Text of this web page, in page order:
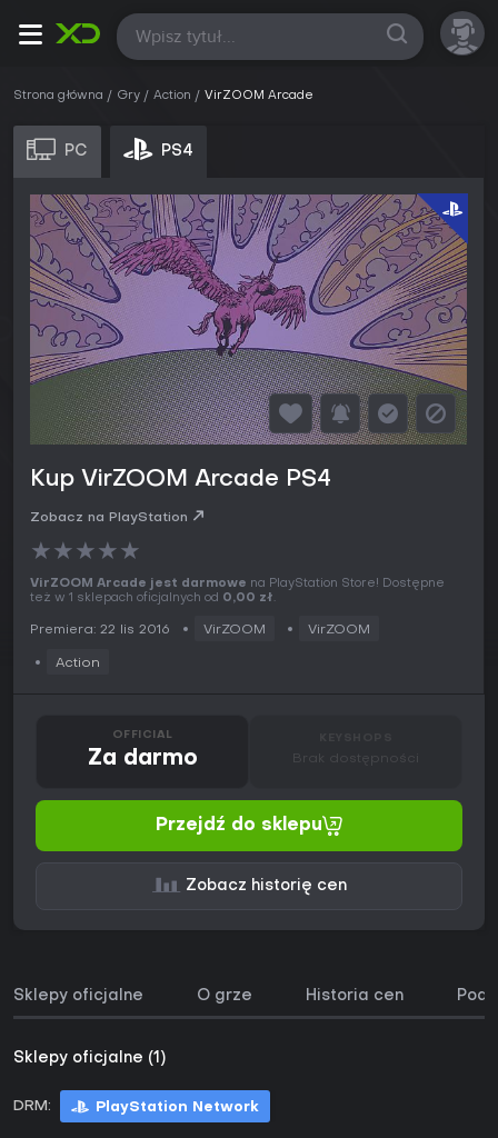
Wszystkie
Strona główna Gry Action VirZOOM Arcade
PC PS4
Kup VirZOOM Arcade PS4
Zobacz na PlayStation
★★★★★
VirZOOM Arcade jest darmowe na PlayStation Store! Dostępne
też w 1 sklepach oficjalnych od 0,00 zł.
Premiera: 22 lis 2016 VirZOOM VirZOOM
Action
OFFICIAL
Za darmo Brak dostępności
Przejdź do sklepu
Zobacz historię cen
Sklepy oficjalne O grze Historia cen
Sklepy oficjalne (1)
DRM: PlayStation Network